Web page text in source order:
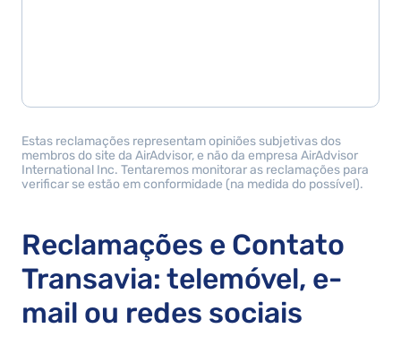
Estas reclamações representam opiniões subjetivas dos
membros do site da AirAdvisor, e não da empresa AirAdvisor
International Inc. Tentaremos monitorar as reclamações para
verificar se estão em conformidade (na medida do possível).
Reclamações e Contato
Transavia: telemóvel, e-
mail ou redes sociais